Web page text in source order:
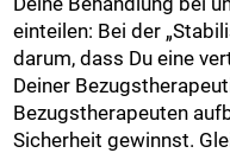
einteilen: Bei der
darum, dass Du eine
Deiner
Bezugstherapeuten
Sicherheit gewinnst.